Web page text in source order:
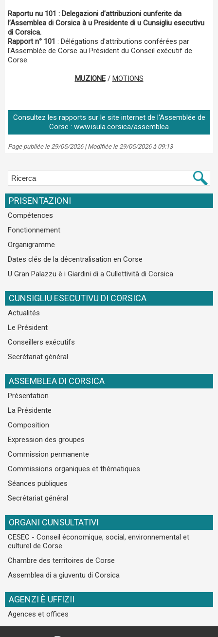
Raportu nu 101 : Delegazioni d’attribuzioni cunferite da
l’Assemblea di Corsica à u Presidente di u Cunsigliu esecutivu
di Corsica.
Rapport n° 101 : Délégations d'attributions conférées par
l'Assemblée de Corse au Président du Conseil exécutif de
Corse.
MUZIONE/ MOTIONS
Consultez les rapports sur le site internet de l'Assemblée de
Corse : www.isula.corsica/assemblea
Page publiée le 29/05/2026 | Modifiée le 29/05/2026 à 09:13
PRISENTAZIONI
Compétences
Fonctionnement
Organigramme
Dates clés de la décentralisation en Corse
U Gran Palazzu è i Giardini di a Cullettività di Corsica
CUNSIGLIU ESECUTIVU DI CORSICA
Actualités
Le Président
Conseillers exécutifs
Secrétariat général
ASSEMBLEA DI CORSICA
Présentation
La Présidente
Composition
Expression des groupes
Commission permanente
Commissions organiques et thématiques
Séances publiques
Secrétariat général
ORGANI CUNSULTATIVI
CESEC - Conseil économique, social, environnemental et
culturel de Corse
Chambre des territoires de Corse
Assemblea di a giuventu di Corsica
AGENZI È UFFIZII
Agences et offices